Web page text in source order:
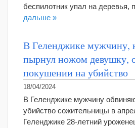
беспилотник упал на деревья,
дальше »
В Геленджике мужчину,
пырнул ножом девушку,
покушении на убийство
18/04/2024
В Геленджике мужчину
убийство сожительницы в
Геленджике 28-летний